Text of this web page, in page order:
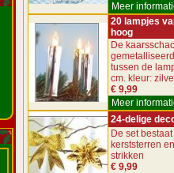
Meer
20 lampjes
hoog
De
tussen de
cm. kleur:
€ 9,99
Meer
24-delige
De set
kerststerren
strikken
€ 9,99